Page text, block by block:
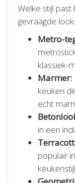
Welke stijl
gevraagde
Metro-
klassiek-
Marmer:
keuken
echt
in een
populair